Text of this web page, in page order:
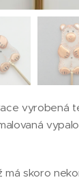
vyrobená
má skoro